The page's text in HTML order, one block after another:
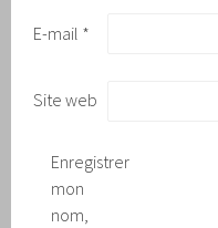
E-mail *
Site web
Enregistrer
mon
nom,